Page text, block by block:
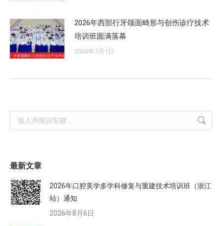
2026年西部行牙颌面畸形与创伤诊疗技术
培训班圆满落幕
2026年7月1日
Search:
最新文章
2026年口腔美学多学科修复与重建技术培训班（浙江
站）通知
2026年8月6日